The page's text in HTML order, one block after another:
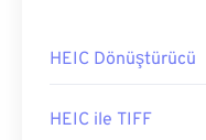
HEIC Dönüştürücü
HEIC ile TIFF